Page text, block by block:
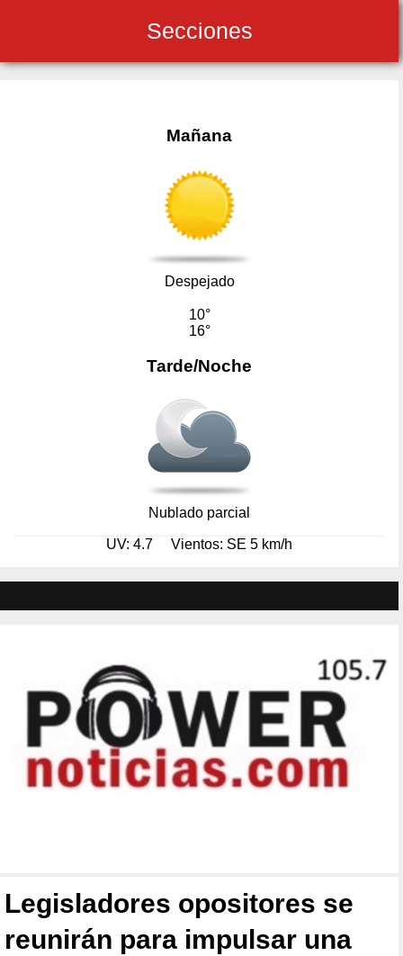
Secciones
Mañana
Despejado
10°
16°
Tarde/Noche
Nublado parcial
UV: 4.7 Vientos: SE 5 km/h
Legisladores opositores se
reunirán para impulsar una